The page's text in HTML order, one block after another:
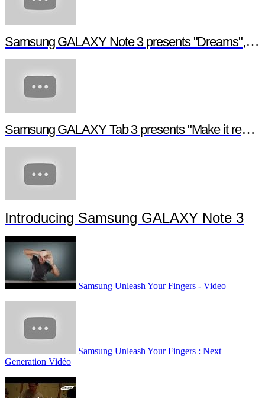
Samsung GALAXY Note 3 presents "Dreams", a digital short film
Samsung GALAXY Tab 3 presents "Make it real", a digital short film
Introducing Samsung GALAXY Note 3
Samsung Unleash Your Fingers - Video
Samsung Unleash Your Fingers : Next
Generation Vidéo